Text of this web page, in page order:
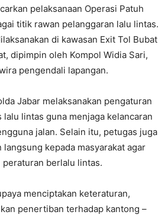
pelaksanaan Operasi Patuh
titik rawan pelanggaran lalu lintas.
di kawasan Exit Tol Bubat
dipimpin oleh Kompol Widia Sari,
pengendali lapangan.
Jabar melaksanakan pengaturan
lalu lintas guna menjaga kelancaran
jalan. Selain itu, petugas juga
kepada masyarakat agar
peraturan berlalu lintas.
menciptakan keteraturan,
penertiban terhadap kantong –